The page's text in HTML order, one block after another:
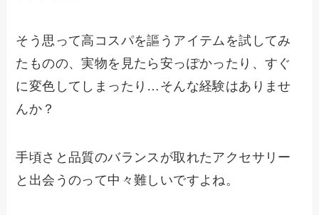
そう思って高コスパを謳うアイテムを試してみ
たものの、実物を見たら安っぽかったり、すぐ
に変色してしまったり…そんな経験はありませ
んか？
手頃さと品質のバランスが取れたアクセサリー
と出会うのって中々難しいですよね。